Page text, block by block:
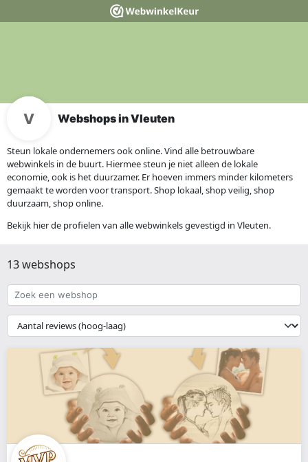
Webshops in Vleuten
Steun lokale ondernemers ook online. Vind alle betrouwbare
webwinkels in de buurt. Hiermee steun je niet alleen de lokale
economie, ook is het duurzamer. Er hoeven immers minder kilometers
gemaakt te worden voor transport. Shop lokaal, shop veilig, shop
duurzaam, shop online.
Bekijk hier de profielen van alle webwinkels gevestigd in Vleuten.
13 webshops
Zoek
een
webshop
{{
__('Sort')
}}